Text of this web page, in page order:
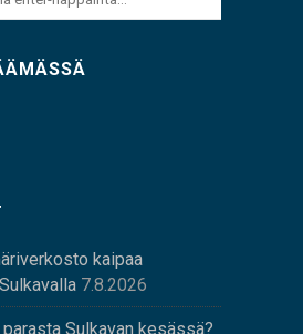
kaipaa
7.8.2026
Sulkavan kesässä?